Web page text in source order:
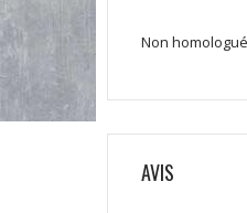
Non
AVIS